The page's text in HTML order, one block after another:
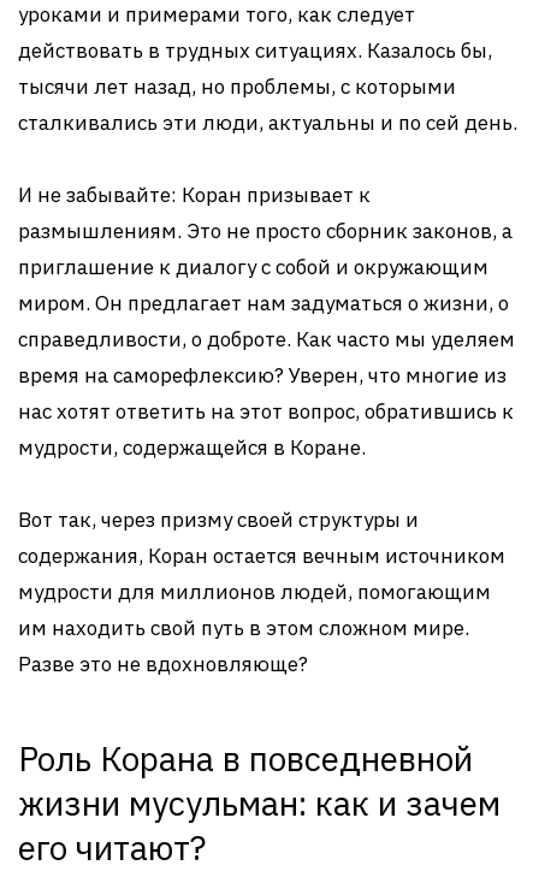
уроками и примерами того, как следует
действовать в трудных ситуациях. Казалось бы,
тысячи лет назад, но проблемы, с которыми
сталкивались эти люди, актуальны и по сей день.
И не забывайте: Коран призывает к
размышлениям. Это не просто сборник законов, а
приглашение к диалогу с собой и окружающим
миром. Он предлагает нам задуматься о жизни, о
справедливости, о доброте. Как часто мы уделяем
время на саморефлексию? Уверен, что многие из
нас хотят ответить на этот вопрос, обратившись к
мудрости, содержащейся в Коране.
Вот так, через призму своей структуры и
содержания, Коран остается вечным источником
мудрости для миллионов людей, помогающим
им находить свой путь в этом сложном мире.
Разве это не вдохновляюще?
Роль Корана в повседневной
жизни мусульман: как и зачем
его читают?